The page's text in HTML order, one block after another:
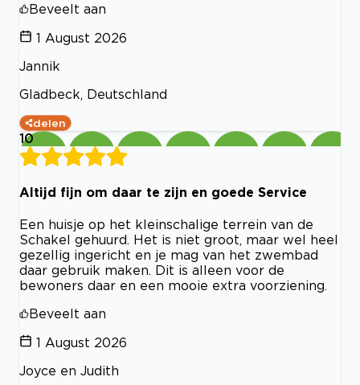
Beveelt aan
1 August 2026
Jannik
Gladbeck, Deutschland
delen
10
Altijd fijn om daar te zijn en goede Service
Een huisje op het kleinschalige terrein van de
Schakel gehuurd. Het is niet groot, maar wel heel
gezellig ingericht en je mag van het zwembad
daar gebruik maken. Dit is alleen voor de
bewoners daar en een mooie extra voorziening.
Beveelt aan
1 August 2026
Joyce en Judith